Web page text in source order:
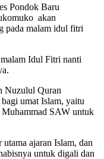
Pondok Baru
akan
pada malam idul fitri
Idul Fitri nanti
Nuzulul Quran
umat Islam, yaitu
SAW untuk
ajaran Islam, dan
untuk digali dan